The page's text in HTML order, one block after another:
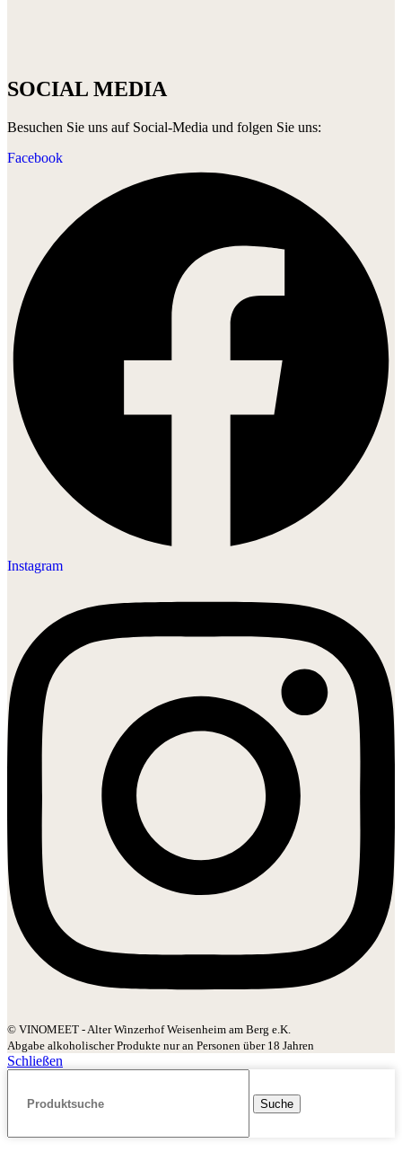
SOCIAL MEDIA
Besuchen Sie uns auf Social-Media und folgen Sie uns:
Facebook
Instagram
© VINOMEET - Alter Winzerhof Weisenheim am Berg e.K.
Abgabe alkoholischer Produkte nur an Personen über 18 Jahren
Schließen
Suche